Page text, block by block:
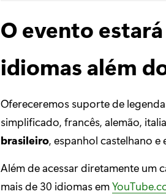
O evento
idiomas além
Ofereceremos suporte de
simplificado, francês, alemão,
brasileiro, espanhol castelhano e
Além de acessar diretamente um
mais de 30 idiomas em